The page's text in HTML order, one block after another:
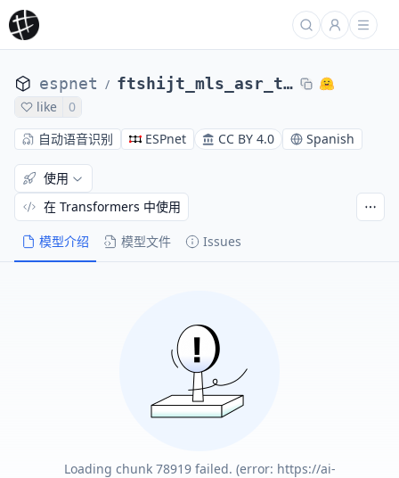
espnet / ftshijt_mls_asr_transformer_valid.acc.best
like
0
自动语音识别
ESPnet CC BY 4.0 Spanish
模型介绍 模型文件 Issues
使用
在 Transformers 中使用
Loading chunk 78919 failed. (error: https://ai-